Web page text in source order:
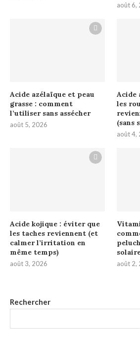
Rechercher
août 6,
Acide azélaïque et peau
grasse : comment
l’utiliser sans assécher
août 5, 2026
Acide
les
(sans
août 4,
Acide kojique : éviter que
les taches reviennent (et
calmer l’irritation en
même temps)
août 3, 2026 août 2,